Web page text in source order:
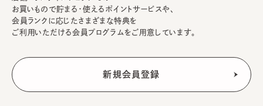
お買いもので貯まる・使えるポイントサービスや、
会員ランクに応じたさまざまな特典を
ご利用いただける会員プログラムをご用意しています。